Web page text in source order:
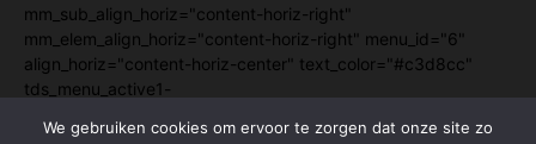
mm_sub_align_horiz="content-horiz-right"
mm_elem_align_horiz="content-horiz-right" menu_id="6"
align_horiz="content-horiz-center" text_color="#c3d8cc"
tds_menu_active1-
We gebruiken cookies om ervoor te zorgen dat onze site zo